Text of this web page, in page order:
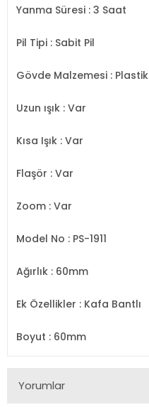
Yanma Süresi : 3 Saat
Pil Tipi : Sabit Pil
Gövde Malzemesi : Plastik
Uzun ışık : Var
Kısa Işık : Var
Flaşör : Var
Zoom : Var
Model No : PS-1911
Ağırlık : 60mm
Ek Özellikler : Kafa Bantlı
Boyut : 60mm
Yorumlar